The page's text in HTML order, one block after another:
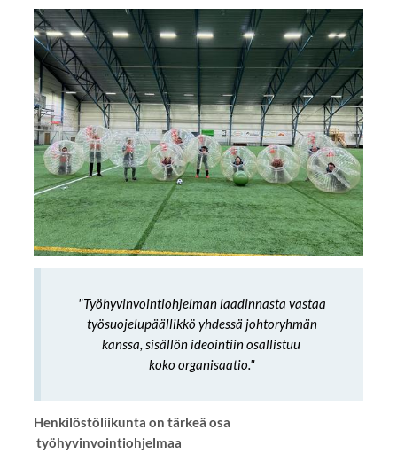
"Työhyvinvointiohjelman laadinnasta vastaa
työsuojelupäällikkö yhdessä johtoryhmän
kanssa, sisällön ideointiin osallistuu
koko organisaatio."
Henkilöstöliikunta on tärkeä osa
työhyvinvointiohjelmaa